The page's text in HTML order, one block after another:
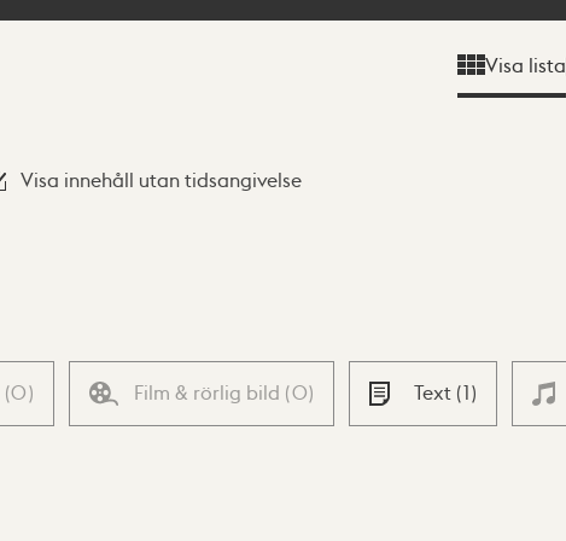
Visa lista
Visa innehåll utan tidsangivelse
(0) Film & rörlig bild (0) Text (1)